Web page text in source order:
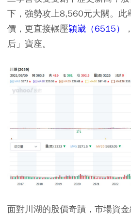
下，強勢攻上8,560元大關。此
價，更直接輾壓穎崴（6515）
后」寶座。
面對川湖的股價奇蹟，市場資